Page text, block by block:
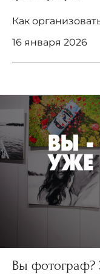
Как
16 января 2026
Вы фотограф?